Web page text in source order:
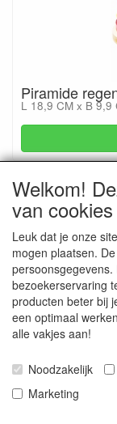
Piramide
L 18,9 CM x B 9,9
Piramide
L 19 CM x B 9,5
Welkom!
van cookies
Leuk dat je onze
mogen plaatsen.
bezoekerservaring
producten beter bij
een optimaal
alle vakjes aan!
Noodzakelijk
Marketing